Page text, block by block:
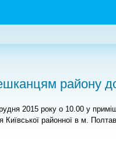
району
2015 року о 10.00 у
Київської районної в м.